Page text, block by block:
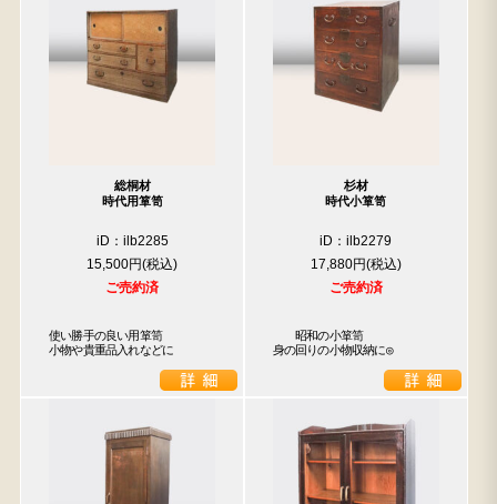
総桐材
時代用箪笥
iD：ilb2285
15,500円
ご売約済
使い勝手の良い用箪笥
小物や貴重品入れなどに
杉材
時代小箪笥
iD：ilb2279
17,880円
ご売約済
昭和の小箪笥
身の回りの小物収納に◎